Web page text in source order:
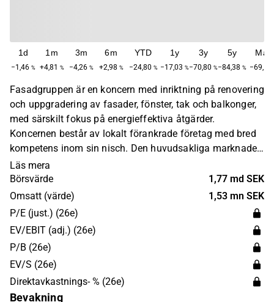
1d
−1,46 %
1m
+4,81 %
3m
−4,26 %
6m
+2,98 %
YTD
−24,80 %
1y
−17,03 %
3y
−70,80 %
5y
−84,38 %
Max
−69,58
Fasadgruppen är en koncern med inriktning på renovering
och uppgradering av fasader, fönster, tak och balkonger,
med särskilt fokus på energieffektiva åtgärder.
Koncernen består av lokalt förankrade företag med bred
kompetens inom sin nisch. Den huvudsakliga marknaden
är Sverige, men koncernen har även verksamhet i övriga
Norden och i Storbritannien. Fasadgruppen grundades
2016 och har sitt huvudkontor i Stockholm.
Läs mera
Börsvärde
1,77 md SEK
Omsatt (värde)
1,53 mn SEK
P/E (just.) (26e)
EV/EBIT (adj.) (26e)
P/B (26e)
EV/S (26e)
Direktavkastnings- % (26e)
Bevakning